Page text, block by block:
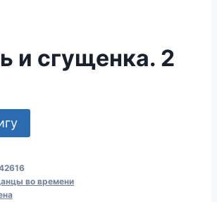
и сгущенка. 2
во времени